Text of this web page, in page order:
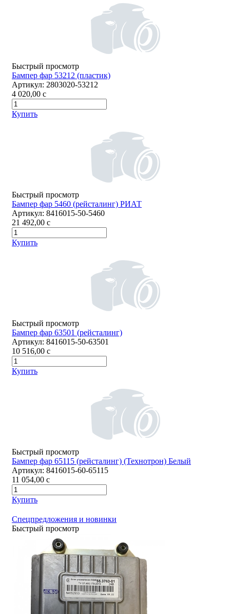
Быстрый просмотр
Бампер фар 53212 (пластик)
Артикул: 2803020-53212
4 020,00 c
Купить
Быстрый просмотр
Бампер фар 5460 (рейсталинг) РИАТ
Артикул: 8416015-50-5460
21 492,00 c
Купить
Быстрый просмотр
Бампер фар 63501 (рейсталинг)
Артикул: 8416015-50-63501
10 516,00 c
Купить
Быстрый просмотр
Бампер фар 65115 (рейсталинг) (Технотрон) Белый
Артикул: 8416015-60-65115
11 054,00 c
Купить
Спецпредложения и новинки
Быстрый просмотр